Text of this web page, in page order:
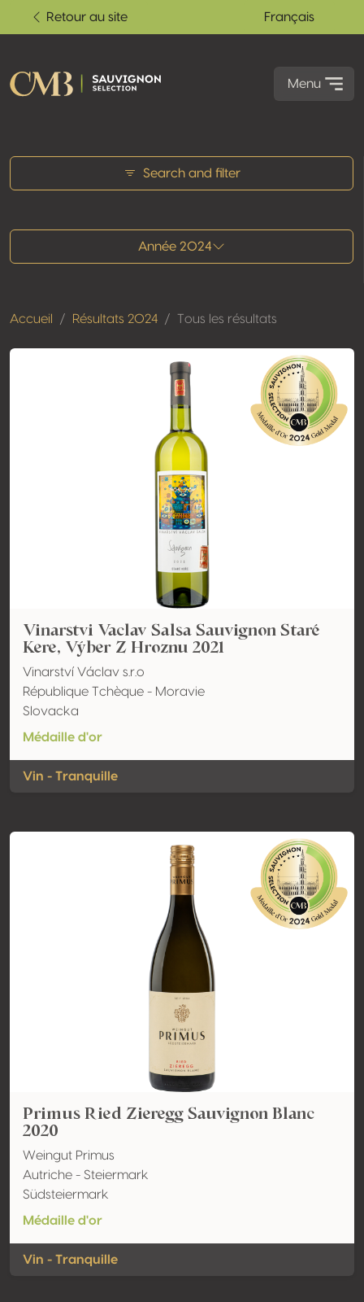
Retour au site Français
Menu
Search and filter
Année 2024
Accueil Résultats 2024 Tous les résultats
Vinarstvi Vaclav Salsa Sauvignon Staré
Kere, Výber Z Hroznu 2021
Vinarství Václav s.r.o
République Tchèque - Moravie
Slovacka
Médaille d'or
Vin - Tranquille
Primus Ried Zieregg Sauvignon Blanc
2020
Weingut Primus
Autriche - Steiermark
Südsteiermark
Médaille d'or
Vin - Tranquille